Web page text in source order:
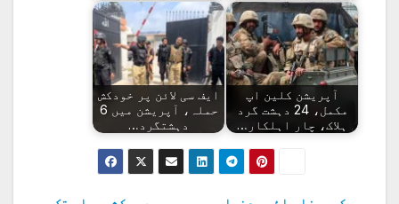
آپریشن کلین اپ
مکمل، 24 دہشت گرد
ہلاک، چار اہلکار…
ایف سی لائن پر خودکش
حملہ، آپریشن میں 6
دہشتگرد…